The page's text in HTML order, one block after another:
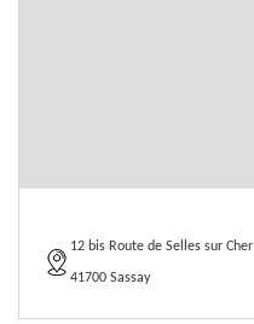
12 bis Route de Selles sur Cher
41700 Sassay